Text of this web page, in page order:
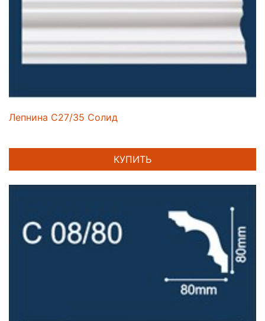
Лепнина C27/35 Солид
КУПИТЬ